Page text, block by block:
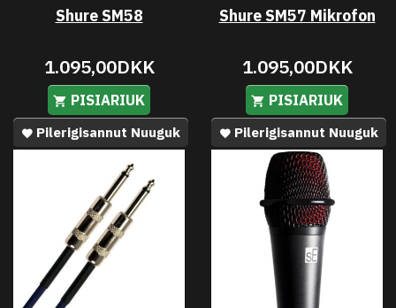
Shure SM58
1.095,00DKK
PISIARIUK
Pilerigisannut Nuuguk
Shure SM57 Mikrofon
1.095,00DKK
PISIARIUK
Pilerigisannut Nuuguk